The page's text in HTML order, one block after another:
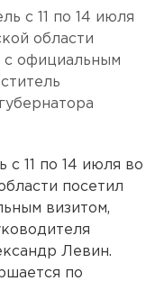
с 11 по 14 июля
области
с официальным
11 по 14 июля во
посетил
визитом,
Левин.
по